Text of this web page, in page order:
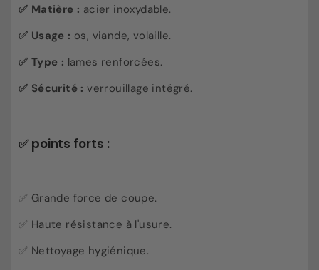
✅ Matière : acier inoxydable.
✅ Usage : os, viande, volaille.
✅ Type : lames renforcées.
✅ Sécurité : verrouillage intégré.
✅ points forts :
✅ Grande force de coupe.
✅ Haute résistance à l'usure.
✅ Nettoyage hygiénique.